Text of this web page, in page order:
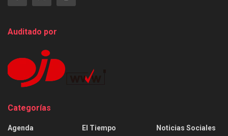
Auditado por
Categorías
Agenda
El Tiempo
Noticias Sociales